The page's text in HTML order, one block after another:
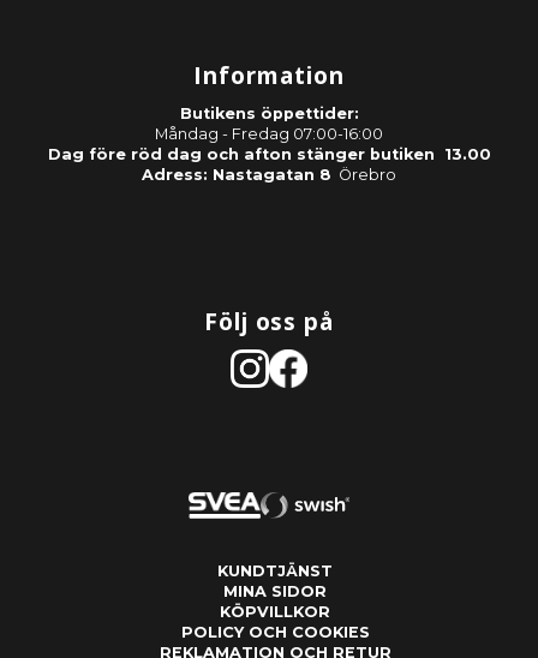
Information
Butikens öppettider:
Måndag - Fredag 07:00-16:00
Dag före röd dag och afton stänger butiken 13.00
Adress: Nastagatan 8 Örebro
Följ oss på
KUNDTJÄNST
MINA SIDOR
KÖPVILLKOR
POLICY OCH COOKIES
REKLAMATION OCH RETUR